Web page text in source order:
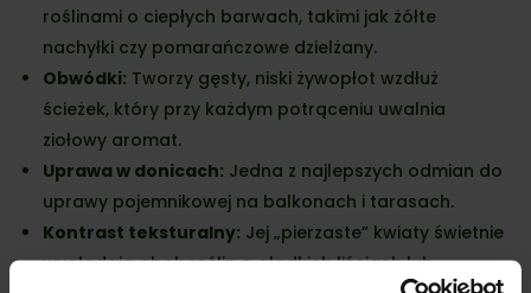
roślinami o ciepłych barwach, takimi jak żółte
nachyłki czy pomarańczowe dzielżany.
Obwódki: Tworzy gęsty, niski żywopłot wzdłuż
ścieżek, który przy każdym potrąceniu uwalnia
ziołowy aromat.
Uprawa w donicach: Jedna z najlepszych odmian do
uprawy pojemnikowej na balkonach i tarasach.
Kontrast teksturalny: Jej „pierzaste” kwiaty świetnie
wyglądają obok roślin o gładkich liściach lub